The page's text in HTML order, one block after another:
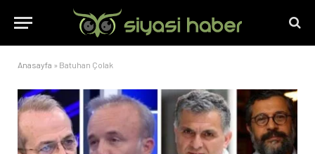
Anasayfa » Batuhan Çolak